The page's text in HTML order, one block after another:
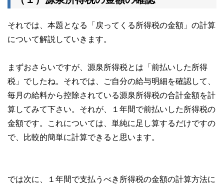
それでは、本題となる「戻ってくる所得税の金額」の計算
について解説していきます。
まずおさらいですが、源泉所得税とは「前払いした所得
税」でしたね。それでは、ご自分の給与明細を確認して、
毎月の給料から控除されている源泉所得税の合計金額を計
算してみて下さい。それが、１年間で前払いした所得税の
金額です。これについては、単純に足し算するだけですの
で、比較的簡単に計算できると思います。
では次に、１年間で支払うべき所得税の金額の計算方法に